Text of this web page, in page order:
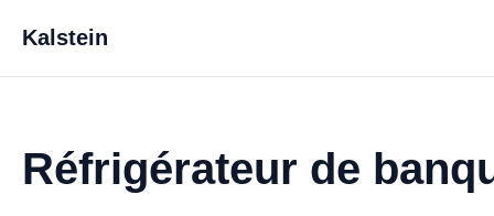
Kalstein
Réfrigérateur de